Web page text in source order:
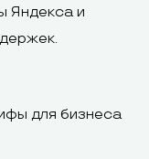
Яндекса и
для бизнеса